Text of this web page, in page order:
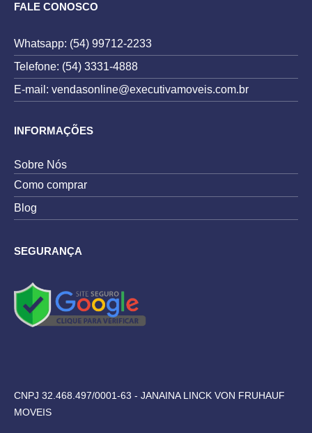
FALE CONOSCO
Whatsapp: (54) 99712-2233
Telefone: (54) 3331-4888
E-mail: vendasonline@executivamoveis.com.br
INFORMAÇÕES
Sobre Nós
Como comprar
Blog
SEGURANÇA
CNPJ 32.468.497/0001-63 - JANAINA LINCK VON FRUHAUF
MOVEIS